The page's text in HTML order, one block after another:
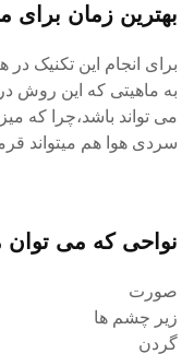
بهترین زمان برای
برای انجام این تکنیک
به ماهیتی که این روش
می تواند باشد،چرا که
سردی هوا هم میتواند
نواحی که می توان
صورت
زیر چشم ها
گردن